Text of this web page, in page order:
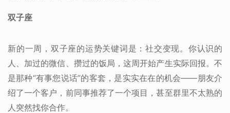
双子座
新的一周，双子座的运势关键词是：社交变现。你认识的
人、加过的微信、攒过的饭局，这周开始产生实际回报。不
是那种“有事您说话”的客套，是实实在在的机会——朋友介
绍了一个客户，前同事推荐了一个项目，甚至群里不太熟的
人突然找你合作。